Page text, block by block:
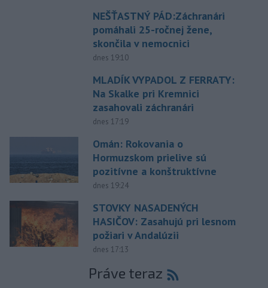
NEŠŤASTNÝ PÁD:Záchranári
pomáhali 25-ročnej žene,
skončila v nemocnici
dnes 19:10
MLADÍK VYPADOL Z FERRATY:
Na Skalke pri Kremnici
zasahovali záchranári
dnes 17:19
Omán: Rokovania o
Hormuzskom prielive sú
pozitívne a konštruktívne
dnes 19:24
STOVKY NASADENÝCH
HASIČOV: Zasahujú pri lesnom
požiari v Andalúzii
dnes 17:13
Práve teraz